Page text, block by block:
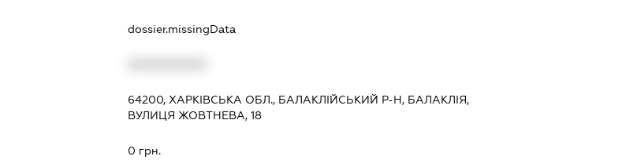
dossier.missingData
64200, ХАРКІВСЬКА ОБЛ., БАЛАКЛІЙСЬКИЙ Р-Н, БАЛАКЛІЯ,
ВУЛИЦЯ ЖОВТНЕВА, 18
0 грн.